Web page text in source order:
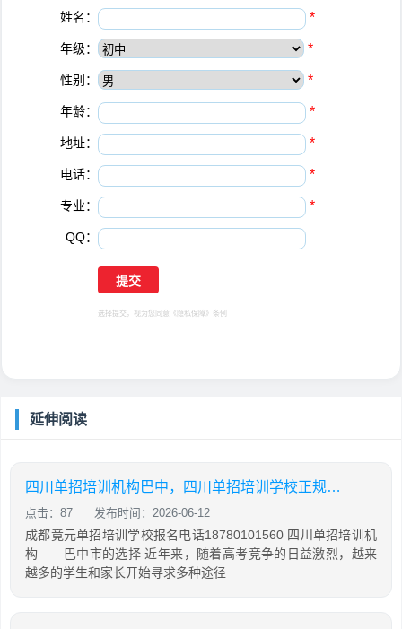
姓名： *
年级： *
性别： *
年龄： *
地址： *
电话： *
专业： *
QQ：
选择提交，视为您同意 《隐私保障》 条例
延伸阅读
四川单招培训机构巴中，四川单招培训学校正规学校
点击：87 发布时间：2026-06-12
成都竟元单招培训学校报名电话18780101560 四川单招培训机
构——巴中市的选择 近年来，随着高考竞争的日益激烈，越来
越多的学生和家长开始寻求多种途径